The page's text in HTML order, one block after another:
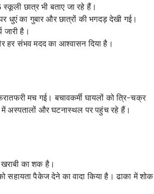
छात्र भी बताए जा रहे हैं।
धुएं का गुबार और छात्रों की भगदड़ देखी गई।
जारी है ।
हर संभव मदद का आश्वासन दिया है ।
मच गई। बचावकर्मी घायलों को त्रि-चक्र
में अस्पतालों और घटनास्थल पर पहुंच रहे हैं।
का शक है।
सहायता पैकेज देने का वादा किया है। ढाका में शोक